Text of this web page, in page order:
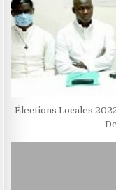
Élections Locales